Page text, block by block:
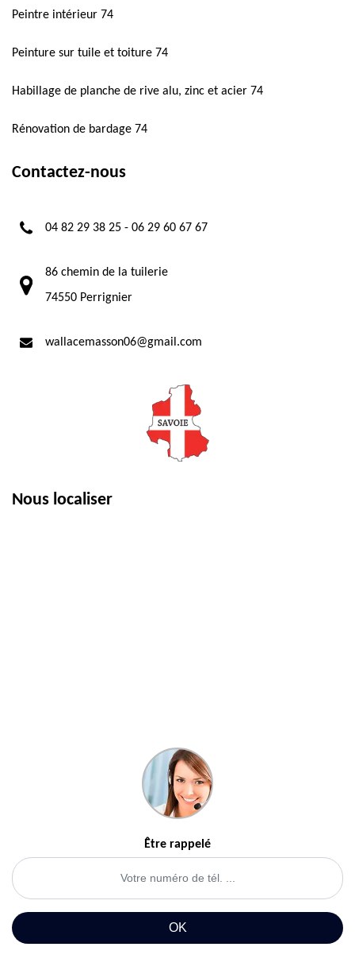
Peintre intérieur 74
Peinture sur tuile et toiture 74
Habillage de planche de rive alu, zinc et acier 74
Rénovation de bardage 74
Contactez-nous
04 82 29 38 25 - 06 29 60 67 67
86 chemin de la tuilerie
74550 Perrignier
wallacemasson06@gmail.com
Nous localiser
Être rappelé